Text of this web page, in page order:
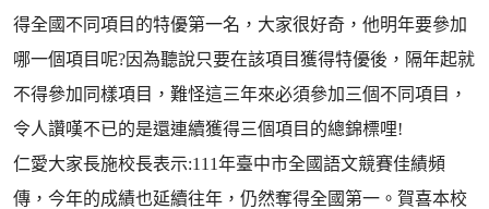
得全國不同項目的特優第一名，大家很好奇，他明年要參加
哪一個項目呢?因為聽說只要在該項目獲得特優後，隔年起就
不得參加同樣項目，難怪這三年來必須參加三個不同項目，
令人讚嘆不已的是還連續獲得三個項目的總錦標哩!
仁愛大家長施校長表示:111年臺中市全國語文競賽佳績頻
傳，今年的成績也延續往年，仍然奪得全國第一。賀喜本校